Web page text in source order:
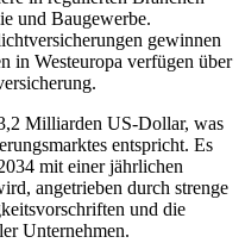
und Baugewerbe.
gewinnen
in Westeuropa verfügen über
Milliarden US-Dollar, was
entspricht. Es
mit einer jährlichen
angetrieben durch strenge
und die
Unternehmen.